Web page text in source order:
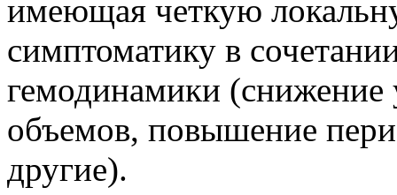
имеющая четкую
симптоматику в
гемодинамики (снижение
объемов, повышение
другие).